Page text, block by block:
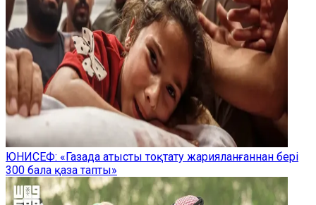
ЮНИСЕФ: «Газада атысты тоқтату жарияланғаннан бері
300 бала қаза тапты»